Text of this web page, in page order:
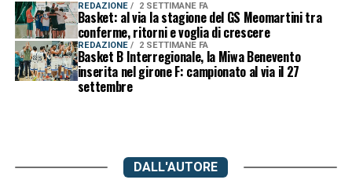
REDAZIONE 2 SETTIMANE FA
Basket: al via la stagione del GS Meomartini tra
conferme, ritorni e voglia di crescere
REDAZIONE 2 SETTIMANE FA
Basket B Interregionale, la Miwa Benevento
inserita nel girone F: campionato al via il 27
settembre
DALL'AUTORE